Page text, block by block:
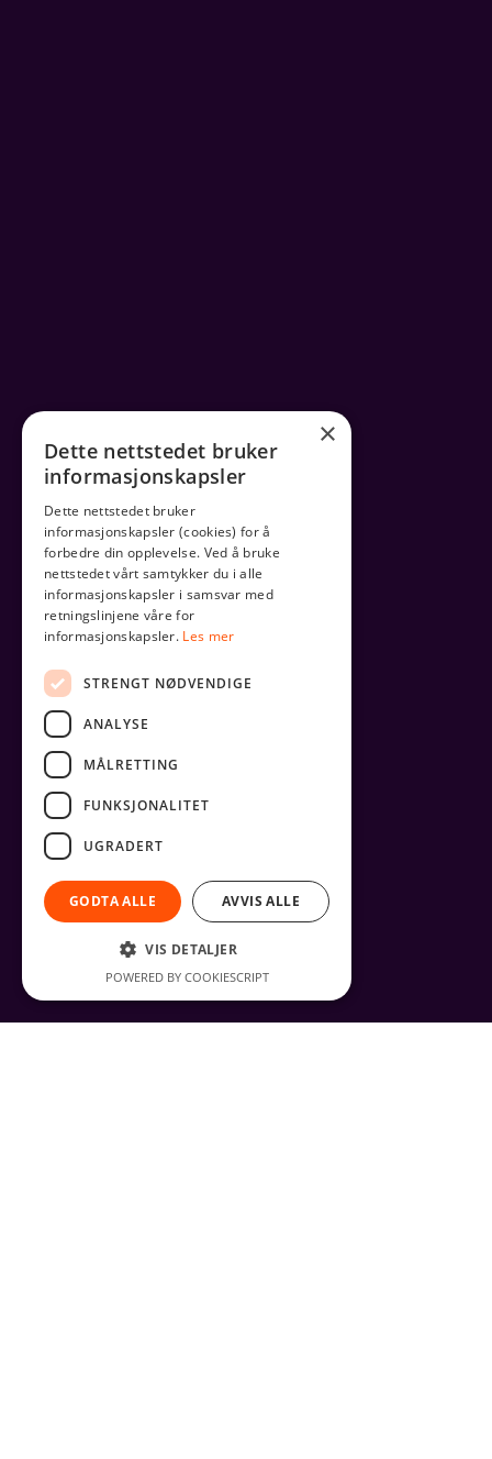
×
Dette nettstedet bruker
informasjonskapsler
Dette nettstedet bruker
informasjonskapsler (cookies) for å
forbedre din opplevelse. Ved å bruke
nettstedet vårt samtykker du i alle
informasjonskapsler i samsvar med
retningslinjene våre for
informasjonskapsler. Les mer
STRENGT NØDVENDIGE
ANALYSE
MÅLRETTING
FUNKSJONALITET
UGRADERT
GODTA ALLE AVVIS ALLE
VIS DETALJER
POWERED BY COOKIESCRIPT